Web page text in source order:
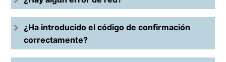
¿Ha introducido el código de confirmación
correctamente?